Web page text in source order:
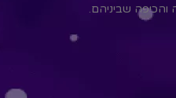
שביניהם.